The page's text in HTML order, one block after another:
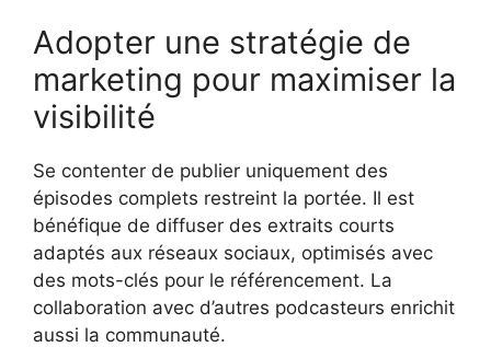
Adopter une stratégie de
marketing pour maximiser la
visibilité
Se contenter de publier uniquement des
épisodes complets restreint la portée. Il est
bénéfique de diffuser des extraits courts
adaptés aux réseaux sociaux, optimisés avec
des mots-clés pour le référencement. La
collaboration avec d’autres podcasteurs enrichit
aussi la communauté.